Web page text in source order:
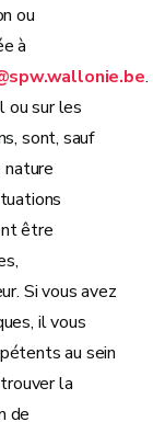
ou
à
.
ou sur les
sont, sauf
être
Si vous avez
il vous
au sein
la
de